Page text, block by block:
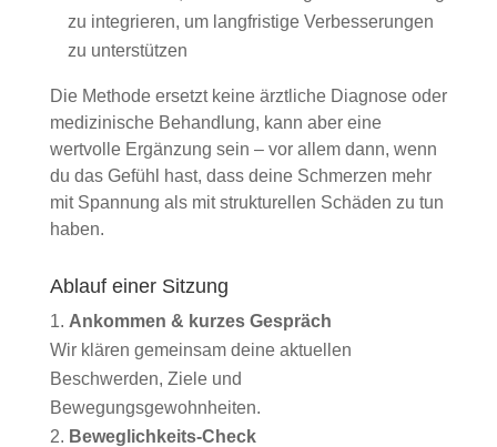
zu integrieren, um langfristige Verbesserungen
zu unterstützen
Die Methode ersetzt keine ärztliche Diagnose oder
medizinische Behandlung, kann aber eine
wertvolle Ergänzung sein – vor allem dann, wenn
du das Gefühl hast, dass deine Schmerzen mehr
mit Spannung als mit strukturellen Schäden zu tun
haben.
Ablauf einer Sitzung
Ankommen & kurzes Gespräch
Wir klären gemeinsam deine aktuellen
Beschwerden, Ziele und
Bewegungsgewohnheiten.
Beweglichkeits-Check